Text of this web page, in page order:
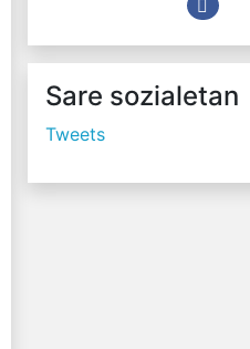
Sare sozialetan
Tweets